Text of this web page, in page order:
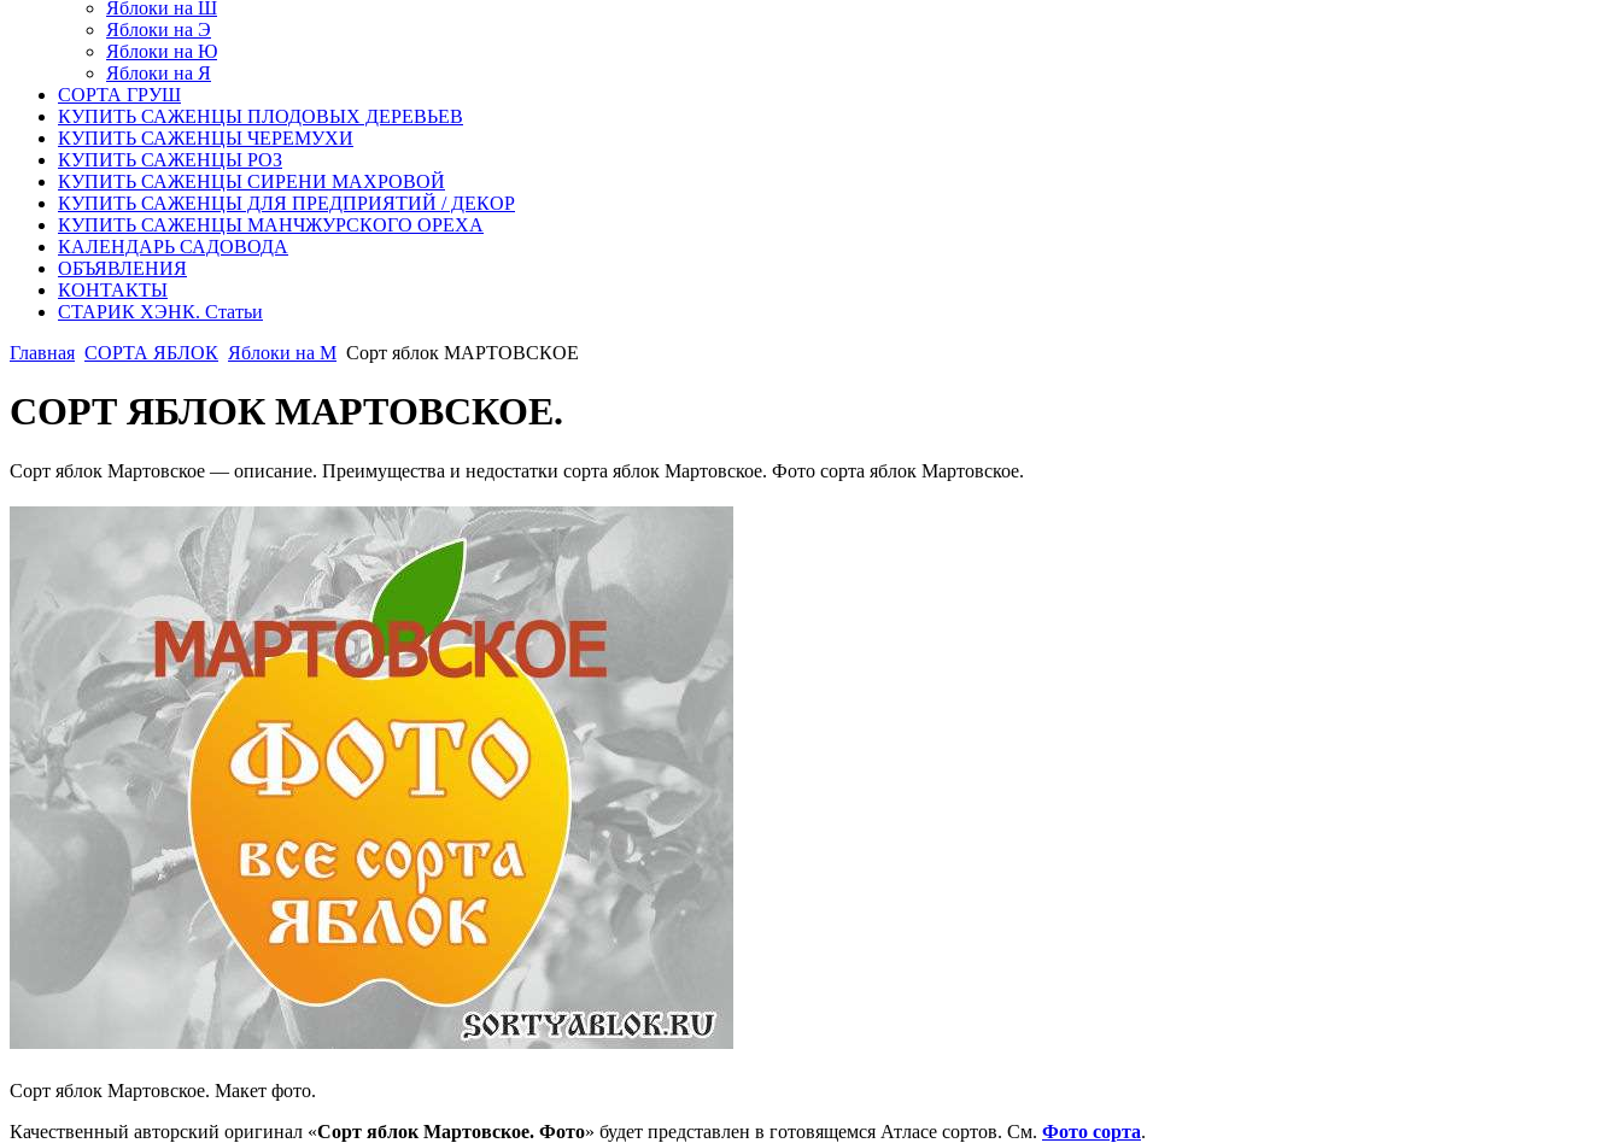
Яблоки на Ш
Яблоки на Э
Яблоки на Ю
Яблоки на Я
СОРТА ГРУШ
КУПИТЬ САЖЕНЦЫ ПЛОДОВЫХ ДЕРЕВЬЕВ
КУПИТЬ САЖЕНЦЫ ЧЕРЕМУХИ
КУПИТЬ САЖЕНЦЫ РОЗ
КУПИТЬ САЖЕНЦЫ СИРЕНИ МАХРОВОЙ
КУПИТЬ САЖЕНЦЫ ДЛЯ ПРЕДПРИЯТИЙ / ДЕКОР
КУПИТЬ САЖЕНЦЫ МАНЧЖУРСКОГО ОРЕХА
КАЛЕНДАРЬ САДОВОДА
ОБЪЯВЛЕНИЯ
КОНТАКТЫ
СТАРИК ХЭНК. Статьи
Главная CОРТА ЯБЛОК Яблоки на М Сорт яблок МАРТОВСКОЕ
СОРТ ЯБЛОК МАРТОВСКОЕ.
Сорт яблок Мартовское — описание. Преимущества и недостатки сорта яблок Мартовское. Фото сорта яблок Мартовское.
Сорт яблок Мартовское. Макет фото.
Качественный авторский оригинал «Сорт яблок Мартовское. Фото» будет представлен в готовящемся Атласе сортов. См. Фото сорта.